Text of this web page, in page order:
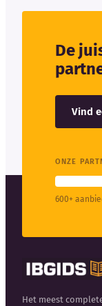
De
Vind
ONZE
600+
Het meest